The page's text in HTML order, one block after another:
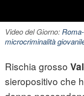
Video del Giorno:
microcriminalità
Rischia grosso
sieropositivo che